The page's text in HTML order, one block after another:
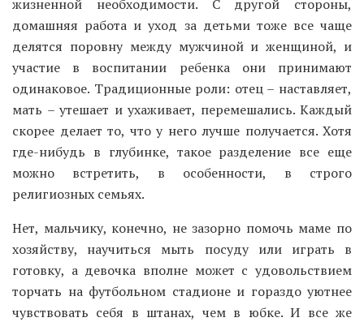
жизненной необходимости. С другой стороны,
домашняя работа и уход за детьми тоже все чаще
делятся поровну между мужчиной и женщиной, и
участие в воспитании ребенка они принимают
одинаковое. Традиционные роли: отец – наставляет,
мать – утешает и ухаживает, перемешались. Каждый
скорее делает то, что у него лучше получается. Хотя
где-нибудь в глубинке, такое разделение все еще
можно встретить, в особенности, в строго
религиозных семьях.
Нет, мальчику, конечно, не зазорно помочь маме по
хозяйству, научиться мыть посуду или играть в
готовку, а девочка вполне может с удовольствием
торчать на футбольном стадионе и гораздо уютнее
чувствовать себя в штанах, чем в юбке. И все же